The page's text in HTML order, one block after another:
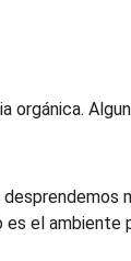
orgánica.
es el ambiente